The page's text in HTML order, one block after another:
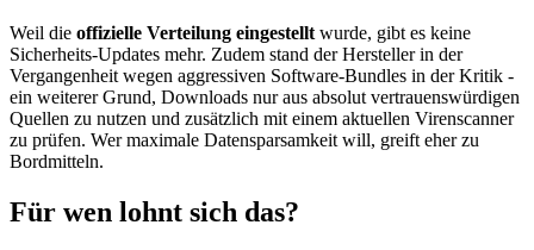
Weil die offizielle Verteilung eingestellt wurde, gibt es keine
Sicherheits-Updates mehr. Zudem stand der Hersteller in der
Vergangenheit wegen aggressiven Software-Bundles in der Kritik -
ein weiterer Grund, Downloads nur aus absolut vertrauenswürdigen
Quellen zu nutzen und zusätzlich mit einem aktuellen Virenscanner
zu prüfen. Wer maximale Datensparsamkeit will, greift eher zu
Bordmitteln.
Für wen lohnt sich das?